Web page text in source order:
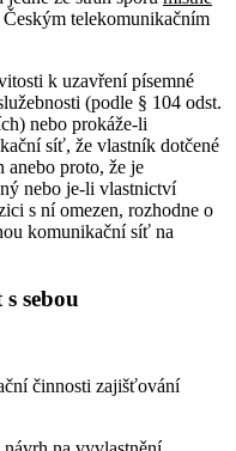
telekomunikačním
k uzavření písemné
(podle § 104 odst.
nebo prokáže-li
síť, že vlastník dotčené
anebo proto, že je
nebo je-li vlastnictví
s ní omezen, rozhodne o
komunikační síť na
sebou
činnosti zajišťování